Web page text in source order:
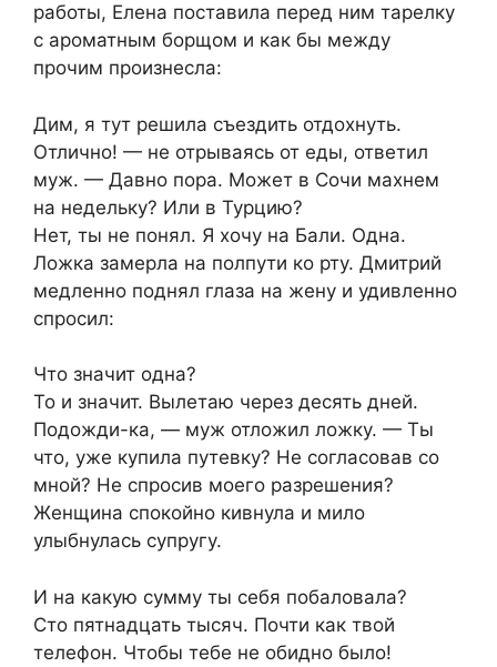
работы, Елена поставила перед ним тарелку
с ароматным борщом и как бы между
прочим произнесла:
Дим, я тут решила съездить отдохнуть.
Отлично! — не отрываясь от еды, ответил
муж. — Давно пора. Может в Сочи махнем
на недельку? Или в Турцию?
Нет, ты не понял. Я хочу на Бали. Одна.
Ложка замерла на полпути ко рту. Дмитрий
медленно поднял глаза на жену и удивленно
спросил:
Что значит одна?
То и значит. Вылетаю через десять дней.
Подожди-ка, — муж отложил ложку. — Ты
что, уже купила путевку? Не согласовав со
мной? Не спросив моего разрешения?
Женщина спокойно кивнула и мило
улыбнулась супругу.
И на какую сумму ты себя побаловала?
Сто пятнадцать тысяч. Почти как твой
телефон. Чтобы тебе не обидно было!